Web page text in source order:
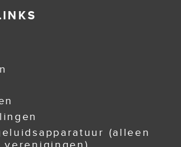
(alleen
verenigingen)